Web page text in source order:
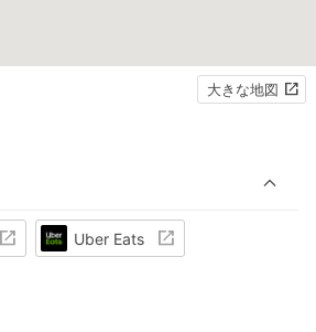
大きな地図
Uber Eats